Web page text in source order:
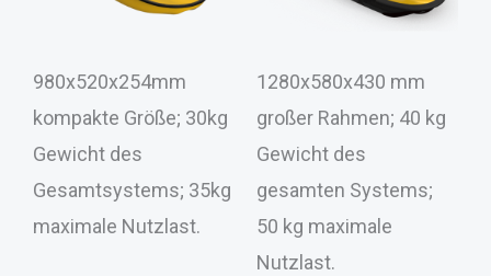
980x520x254mm
kompakte Größe; 30kg
Gewicht des
Gesamtsystems; 35kg
maximale Nutzlast.
1280x580x430 mm
großer Rahmen; 40 kg
Gewicht des
gesamten Systems;
50 kg maximale
Nutzlast.